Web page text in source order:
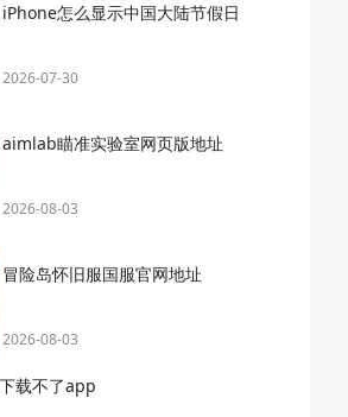
iPhone怎么显示中国大陆节假日
2026-07-30
aimlab瞄准实验室网页版地址
2026-08-03
冒险岛怀旧服国服官网地址
2026-08-03
载不了app